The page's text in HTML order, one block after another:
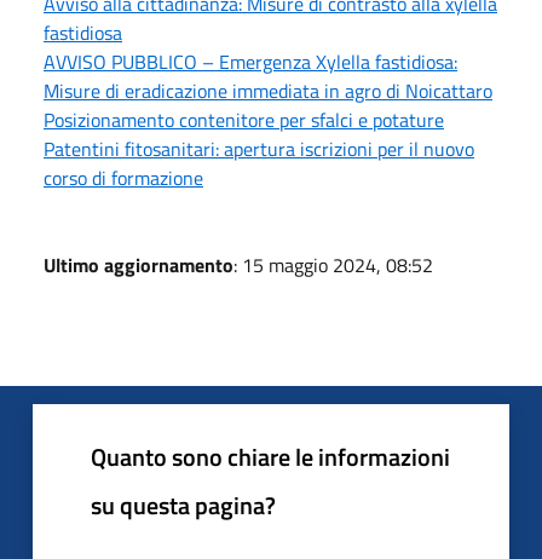
fastidiosa
AVVISO PUBBLICO – Emergenza Xylella fastidiosa:
Misure di eradicazione immediata in agro di Noicattaro
Posizionamento contenitore per sfalci e potature
Patentini fitosanitari: apertura iscrizioni per il nuovo
corso di formazione
Ultimo aggiornamento: 15 maggio 2024, 08:52
Quanto sono chiare le informazioni
su questa pagina?